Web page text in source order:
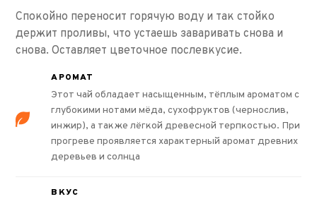
Спокойно переносит горячую воду и так стойко
держит проливы, что устаешь заваривать снова и
снова. Оставляет цветочное послевкусие.
АРОМАТ
Этот чай обладает насыщенным, тёплым ароматом с
глубокими нотами мёда, сухофруктов (чернослив,
инжир), а также лёгкой древесной терпкостью. При
прогреве проявляется характерный аромат древних
деревьев и солнца
ВКУС